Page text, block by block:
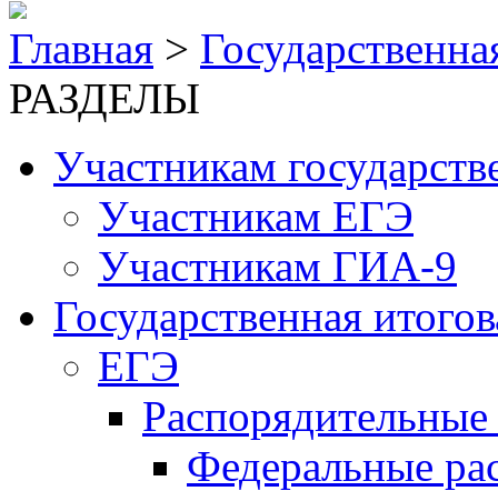
Главная >
РАЗДЕЛЫ
Участникам
Участникам ЕГЭ
Участникам ГИА-9
Государственная
ЕГЭ
Федеральные